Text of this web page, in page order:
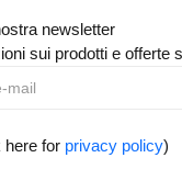
newsletter
sui prodotti e offerte
here for privacy policy)